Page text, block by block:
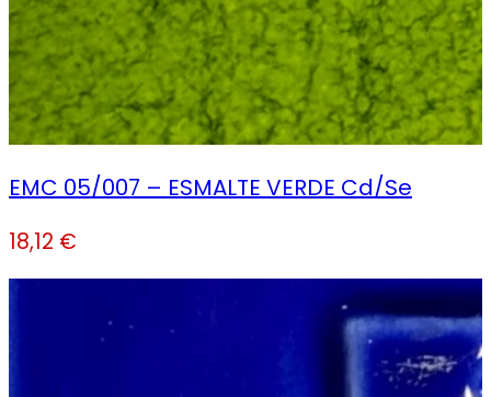
EMC 05/007 – ESMALTE VERDE Cd/Se
18,12 €